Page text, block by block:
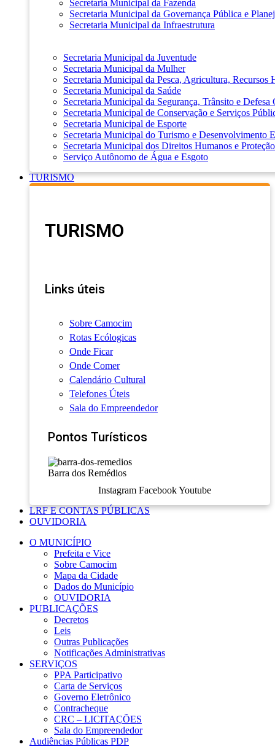
Secretaria Municipal da Fazenda
Secretaria Municipal da Governança Pública e
Secretaria Municipal da Infraestrutura
Secretaria Municipal da Juventude
Secretaria Municipal da Mulher
Secretaria Municipal da Pesca, Agricultura, Recursos
Secretaria Municipal da Saúde
Secretaria Municipal da Segurança, Trânsito e Defesa
Secretaria Municipal de Conservação e Serviços
Secretaria Municipal de Esporte
Secretaria Municipal do Turismo e Desenvolvimento
Secretaria Municipal dos Direitos Humanos e
Serviço Autônomo de Água e Esgoto
TURISMO
TURISMO
Links úteis
Sobre Camocim
Rotas Ecólogicas
Onde Ficar
Onde Comer
Calendário Cultural
Telefones Úteis
Sala do Empreendedor
Pontos Turísticos
Barra dos Remédios
Instagram Facebook Youtube
LRF E CONTAS PÚBLICAS
OUVIDORIA
O MUNICÍPIO
Prefeita e Vice
Sobre Camocim
Mapa da Cidade
Dados do Município
OUVIDORIA
PUBLICAÇÕES
Decretos
Leis
Outras Publicações
Notificações Administrativas
SERVIÇOS
PPA Participativo
Carta de Serviços
Governo Eletrônico
Contracheque
CRC – LICITAÇÕES
Sala do Empreendedor
Audiências Públicas PDP